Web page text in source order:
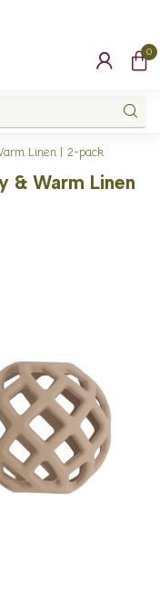
0
Linen | 2-pack
& Warm Linen